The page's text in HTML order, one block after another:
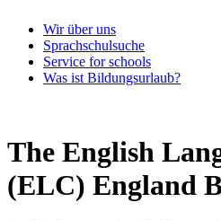
Wir über uns
Sprachschulsuche
Service for schools
Was ist Bildungsurlaub?
The English
(ELC) England